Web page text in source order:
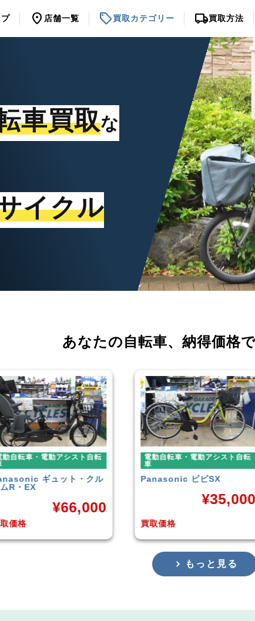
プ location_on 店舗一覧 sell買取カテゴリー local_shipping買取方法
車買取な
イクル
あなたの自転車、 納得価格
電動自転車・電動アシスト自転
PanasonicビビSX
買取価格
¥ 35,000
電動自転車・電動アシス
YAMAHAPAS With
買取価格
¥
もっと見る